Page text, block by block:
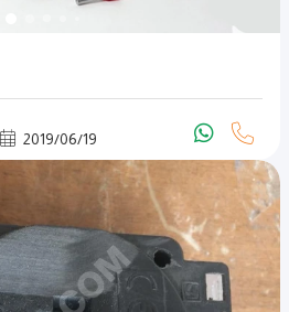
2019/06/19